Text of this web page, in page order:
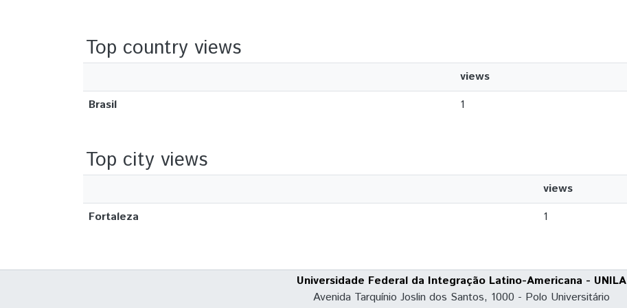
Top country views
views
Brasil
1
Top city views
views
Fortaleza
1
Universidade Federal da Integração Latino-Americana - UNILA
Avenida Tarquínio Joslin dos Santos, 1000 - Polo Universitário